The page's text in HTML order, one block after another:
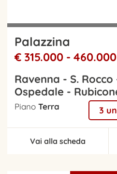
Palazzina
€ 315.000 - 460.000
Ravenna - S.
Ospedale -
Piano Terra 3
Vai alla scheda